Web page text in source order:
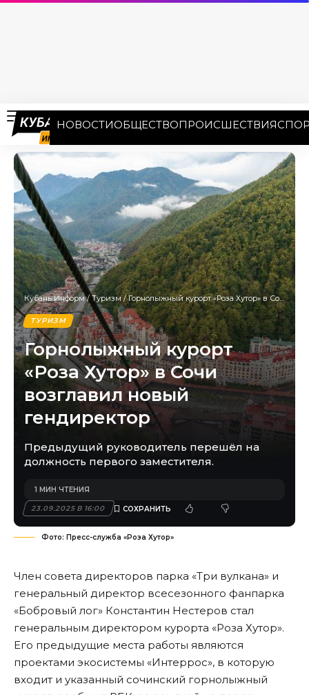
НОВОСТИОБЩЕСТВОПРОИСШЕСТВИЯ
Кубань Информ/ Туризм/Горнолыжный курорт «Роза Хутор» в Сочи возглавил новый гендиректор
ТУРИЗМ
Горнолыжный курорт
«Роза Хутор» в Сочи
возглавил новый
гендиректор
Предыдущий руководитель перешёл на
должность первого заместителя.
23.09.2025 В 16:00
1 МИН ЧТЕНИЯ
Фото: Пресс-служба «Роза Хутор»
Член совета директоров парка «Три вулкана» и
генеральный директор всесезонного фанпарка
«Бобровый лог» Константин Нестеров стал
генеральным директором курорта «Роза Хутор».
Его предыдущие места работы являются
проектами экосистемы «Интеррос», в которую
входит и указанный сочинский горнолыжный